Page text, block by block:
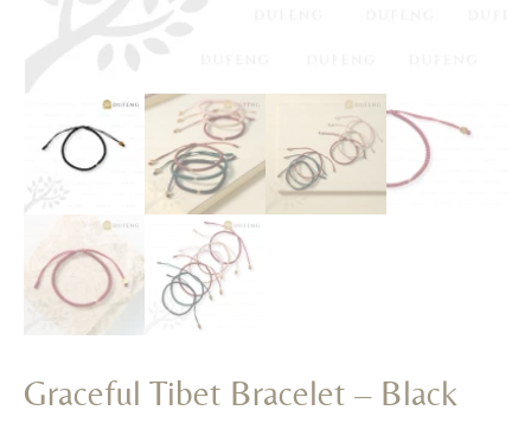
Graceful Tibet Bracelet – Black